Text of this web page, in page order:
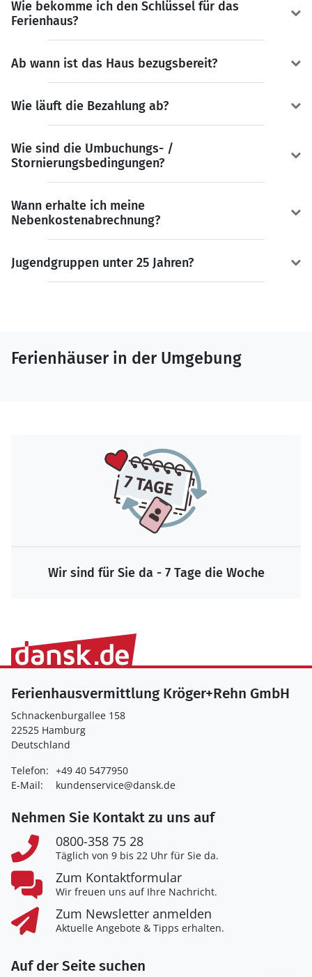
Wie bekomme ich den Schlüssel für das
Ferienhaus?
Ab wann ist das Haus bezugsbereit?
Wie läuft die Bezahlung ab?
Wie sind die Umbuchungs- /
Stornierungsbedingungen?
Wann erhalte ich meine
Nebenkostenabrechnung?
Jugendgruppen unter 25 Jahren?
Ferienhäuser in der Umgebung
Wir sind für Sie da - 7 Tage die Woche
Ferienhausvermittlung Kröger+Rehn GmbH
Schnackenburgallee 158
22525 Hamburg
Deutschland
Telefon: +49 40 5477950
E-Mail:
kundenservice@dansk.de
Nehmen Sie Kontakt zu uns auf
0800-358 75 28
Täglich von 9 bis 22 Uhr für Sie da.
Zum Kontaktformular
Wir freuen uns auf Ihre Nachricht.
Zum Newsletter anmelden
Aktuelle Angebote & Tipps erhalten.
Auf der Seite suchen